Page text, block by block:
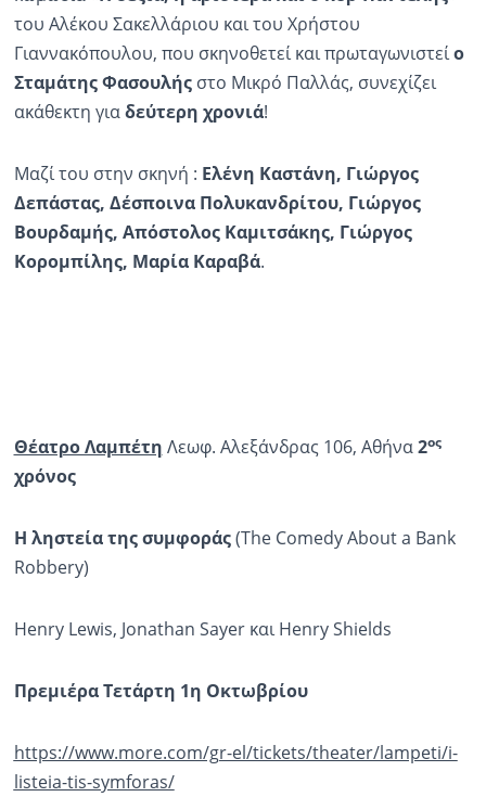
του Αλέκου Σακελλάριου και του Χρήστου
Γιαννακόπουλου, που σκηνοθετεί και πρωταγωνιστείο
Σταμάτης Φασουλής στο Μικρό Παλλάς, συνεχίζει
ακάθεκτη γιαδεύτερη χρονιά!
Μαζί του στην σκηνή : Ελένη Καστάνη, Γιώργος
Δεπάστας, Δέσποινα Πολυκανδρίτου, Γιώργος
Βουρδαμής, Απόστολος Καμιτσάκης, Γιώργος
Κορομπίλης, Μαρία Καραβά.
Θέατρο Λαμπέτη Λεωφ. Αλεξάνδρας 106, Αθήνα2ος
χρόνος
Η ληστεία της συμφοράς(The Comedy About a Bank
Robbery)
Henry Lewis, Jonathan Sayer και Henry Shields
Πρεμιέρα Τετάρτη 1η Οκτωβρίου
https://www.more.com/gr-el/tickets/theater/lampeti/i-
listeia-tis-symforas/